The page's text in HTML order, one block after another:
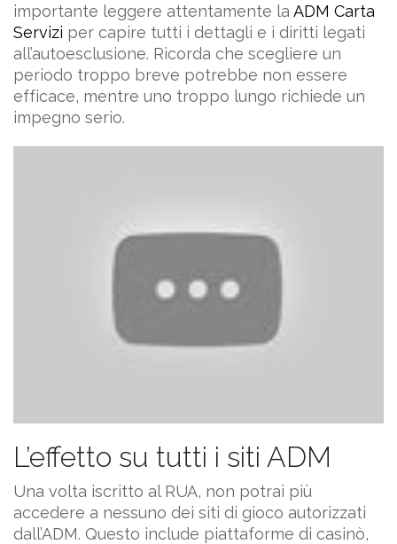
importante leggere attentamente la ADM Carta
Servizi per capire tutti i dettagli e i diritti legati
all’autoesclusione. Ricorda che scegliere un
periodo troppo breve potrebbe non essere
efficace, mentre uno troppo lungo richiede un
impegno serio.
L’effetto su tutti i siti ADM
Una volta iscritto al RUA, non potrai più
accedere a nessuno dei siti di gioco autorizzati
dall’ADM. Questo include piattaforme di casinò,